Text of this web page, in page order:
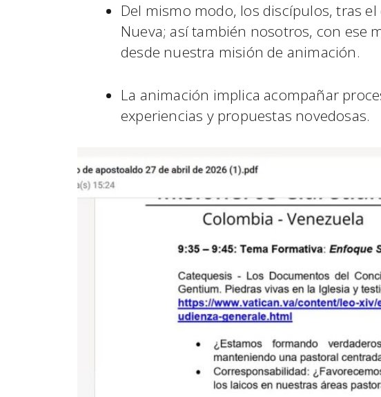
Del mismo modo, los discípulos, tras
Nueva; así también nosotros, con ese
desde nuestra misión de animación.
La animación implica acompañar
experiencias y propuestas novedosas.